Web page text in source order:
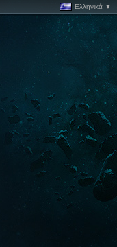
Ελληνικά ▼